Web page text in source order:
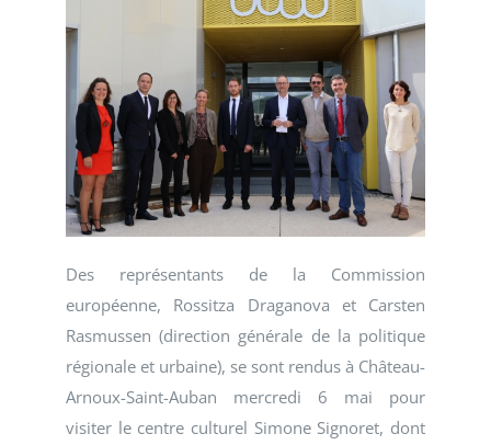
Des représentants de la Commission
européenne, Rossitza Draganova et Carsten
Rasmussen (direction générale de la politique
régionale et urbaine), se sont rendus à Château-
Arnoux-Saint-Auban mercredi 6 mai pour
visiter le centre culturel Simone Signoret, dont